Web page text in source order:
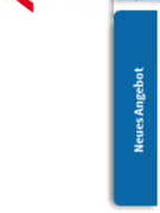
Leichte Sprache
Neues Angebot